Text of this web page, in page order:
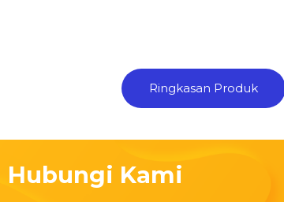
Ringkasan Produk
Hubungi Kami